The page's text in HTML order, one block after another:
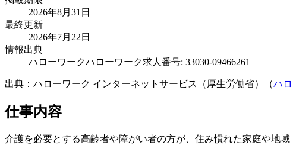
2026年8月31日
最終更新
2026年7月22日
情報出典
ハローワークハローワーク求人番号: 33030-09466261
出典：ハローワーク インターネットサービス（厚生労働省）（ハ
仕事内容
介護を必要とする高齢者や障がい者の方が、住み慣れた家庭や地